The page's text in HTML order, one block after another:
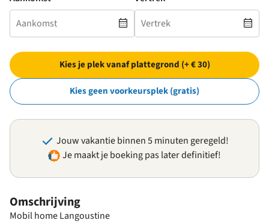
Omschrijving
Mobil home Langoustine
Kies je plek vanaf plattegrond (+ € 30)
Kies geen voorkeursplek (gratis)
Jouw vakantie binnen 5 minuten geregeld!
Je maakt je boeking pas later definitief!